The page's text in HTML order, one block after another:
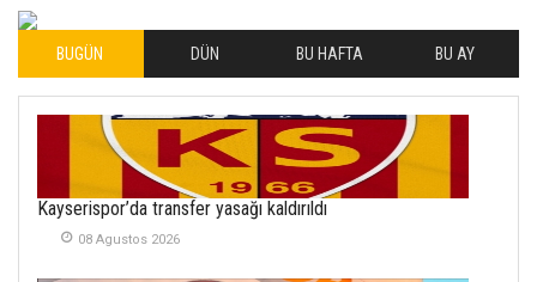
İLHAN YILMAZ
SOFRADA AYRIMCILIK
VAR
26 Subat 2026
METİN ERTEM
BUGÜN DÜN BU HAFTA BU AY
Kayserispor’da transfer yasağı kaldırıldı
08 Agustos 2026